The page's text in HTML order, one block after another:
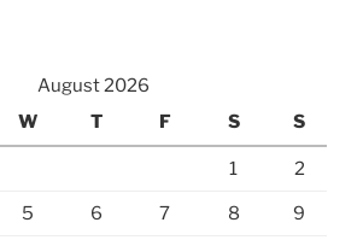
August 2026
W T F S S
1 2
5 6 7 8 9